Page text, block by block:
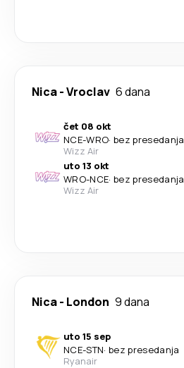
Nica-Vroclav 6 dana
čet 08 okt
NCE-WRO· bez presedanja
Wizz Air
uto 13 okt
WRO-NCE· bez presedanja
Wizz Air
Nica- London 9 dana
uto 15 sep
NCE-STN· bez presedanja
Ryanair